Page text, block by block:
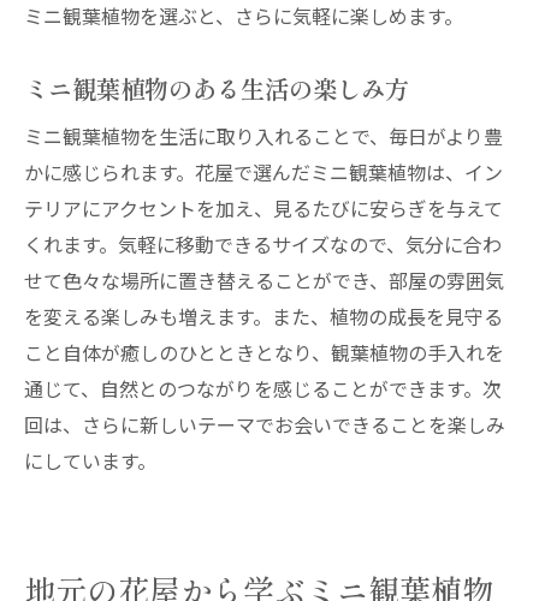
ミニ観葉植物を選ぶと、さらに気軽に楽しめます。
ミニ観葉植物のある生活の楽しみ方
ミニ観葉植物を生活に取り入れることで、毎日がより豊
かに感じられます。花屋で選んだミニ観葉植物は、イン
テリアにアクセントを加え、見るたびに安らぎを与えて
くれます。気軽に移動できるサイズなので、気分に合わ
せて色々な場所に置き替えることができ、部屋の雰囲気
を変える楽しみも増えます。また、植物の成長を見守る
こと自体が癒しのひとときとなり、観葉植物の手入れを
通じて、自然とのつながりを感じることができます。次
回は、さらに新しいテーマでお会いできることを楽しみ
にしています。
地元の花屋から学ぶミニ観葉植物